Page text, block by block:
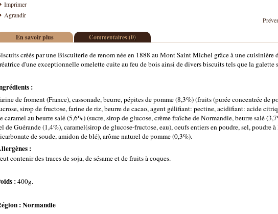
Imprimer
Agrandir
En savoir plus Commentaires (0)
créés par une Biscuiterie de renom née en 1888 au Mont Saint Michel grâce à une cuisinière
d'une exceptionnelle omelette cuite au feu de bois ainsi de divers biscuits tels que la galette
:
de froment (France), cassonade, beurre, pépites de pomme (8,3%) (fruits (purée concentrée de
sirop de fructose, farine de riz, beurre de cacao, agent gélifiant: pectine, acidifiant: acide
caramel au beurre salé (5,6%) (sucre, sirop de glucose, crème fraîche de Normandie, beurre salé
de Guérande (1,4%), caramel(sirop de glucose-fructose, eau), oeufs entiers en poudre, sel, poudre
de soude, amidon de blé), arôme naturel de pomme (0,3%).
:
contenir des traces de soja, de sésame et de fruits à coques.
:400g.
: Normandie